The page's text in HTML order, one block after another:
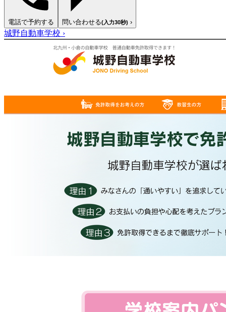
電話で予約する 問い合わせる(入力30秒) ›
城野自動車学校 ›